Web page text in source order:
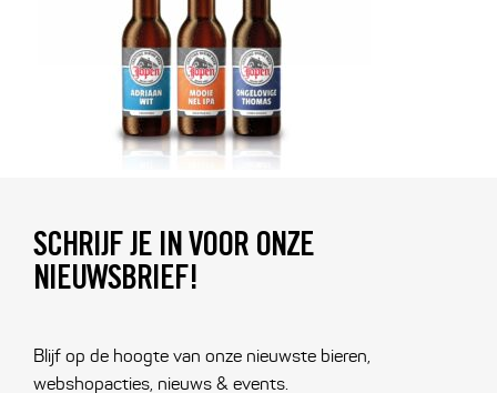
SCHRIJF JE IN VOOR ONZE
NIEUWSBRIEF!
Blijf op de hoogte van onze nieuwste bieren,
webshopacties, nieuws & events.